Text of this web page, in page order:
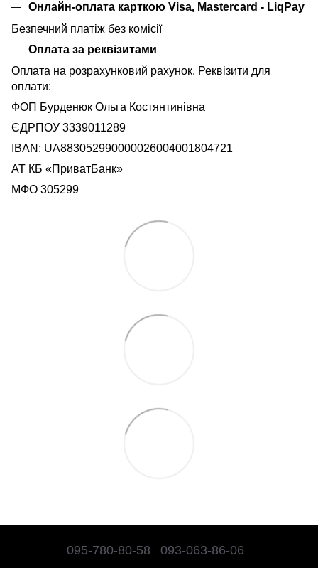
Онлайн-оплата карткою Visa, Mastercard - LiqPay
Безпечний платіж без комісії
Оплата за реквізитами
Оплата на розрахунковий рахунок. Реквізити для
оплати:
ФОП Бурденюк Ольга Костянтинівна
ЄДРПОУ 3339011289
IBAN: UA883052990000026004001804721
АТ КБ «ПриватБанк»
МФО 305299
095-780-80-58 093-063-86-06